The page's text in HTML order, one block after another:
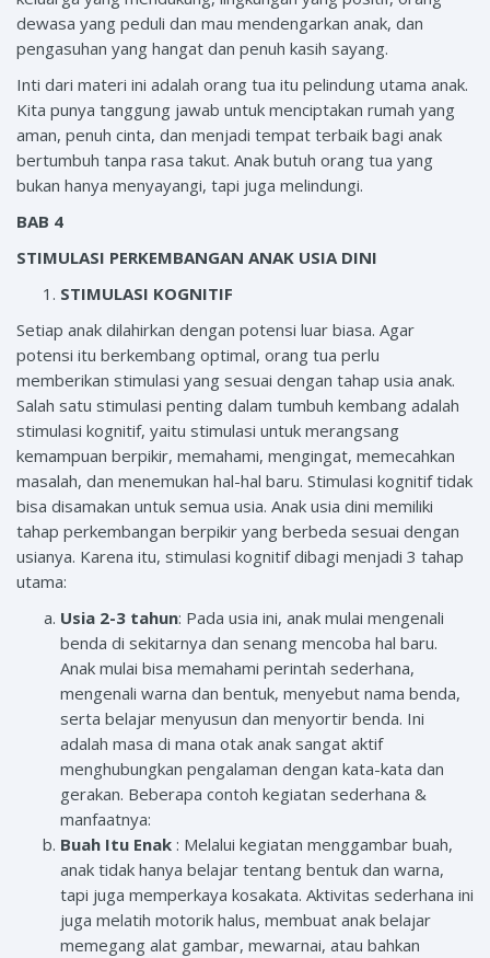
dewasa yang peduli dan mau mendengarkan anak, dan
pengasuhan yang hangat dan penuh kasih sayang.
Inti dari materi ini adalah orang tua itu pelindung utama anak.
Kita punya tanggung jawab untuk menciptakan rumah yang
aman, penuh cinta, dan menjadi tempat terbaik bagi anak
bertumbuh tanpa rasa takut. Anak butuh orang tua yang
bukan hanya menyayangi, tapi juga melindungi.
BAB 4
STIMULASI PERKEMBANGAN ANAK USIA DINI
STIMULASI KOGNITIF
Setiap anak dilahirkan dengan potensi luar biasa. Agar
potensi itu berkembang optimal, orang tua perlu
memberikan stimulasi yang sesuai dengan tahap usia anak.
Salah satu stimulasi penting dalam tumbuh kembang adalah
stimulasi kognitif, yaitu stimulasi untuk merangsang
kemampuan berpikir, memahami, mengingat, memecahkan
masalah, dan menemukan hal-hal baru. Stimulasi kognitif tidak
bisa disamakan untuk semua usia. Anak usia dini memiliki
tahap perkembangan berpikir yang berbeda sesuai dengan
usianya. Karena itu, stimulasi kognitif dibagi menjadi 3 tahap
utama:
Usia 2-3 tahun: Pada usia ini, anak mulai mengenali
benda di sekitarnya dan senang mencoba hal baru.
Anak mulai bisa memahami perintah sederhana,
mengenali warna dan bentuk, menyebut nama benda,
serta belajar menyusun dan menyortir benda. Ini
adalah masa di mana otak anak sangat aktif
menghubungkan pengalaman dengan kata-kata dan
gerakan. Beberapa contoh kegiatan sederhana &
manfaatnya:
Buah Itu Enak : Melalui kegiatan menggambar buah,
anak tidak hanya belajar tentang bentuk dan warna,
tapi juga memperkaya kosakata. Aktivitas sederhana ini
juga melatih motorik halus, membuat anak belajar
memegang alat gambar, mewarnai, atau bahkan